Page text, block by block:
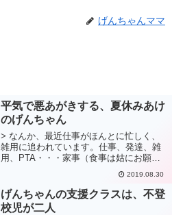
げんちゃんママ
平気で悪あがきする、夏休みあけ
のげんちゃん
> なんか、最近仕事がほんとに忙しく、
雑用に追われています。仕事、発達、雑
用、PTA・・・家事（食事は姑にお願い
してはいるものの・・・）毎日帰りが、
10時過ぎなので、げんちゃんの起きてる
ところは、朝ちょっとだけしか接してな
い。そんな日も多い...
2019.08.30
げんちゃんの支援クラスは、不登
校児が二人